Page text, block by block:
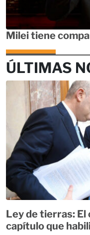
Milei tiene
ÚLTIMAS
Ley de tierras:
capítulo que